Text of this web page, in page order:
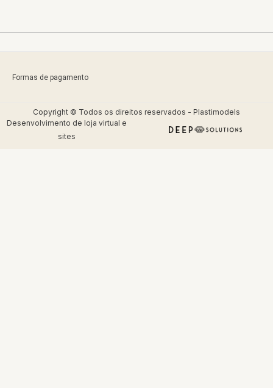
Formas de pagamento
Copyright © Todos os direitos reservados - Plastimodels
Desenvolvimento de loja virtual e
sites